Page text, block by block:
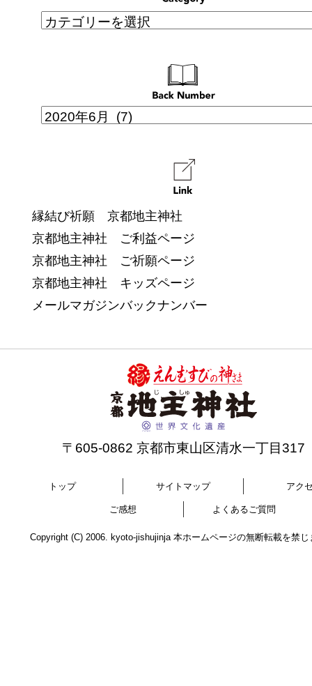
縁結び祈願 京都地主神社
京都地主神社 ご利益ページ
京都地主神社 ご祈願ページ
京都地主神社 キッズページ
メールマガジンバックナンバー
〒605-0862 京都市東山区清水一丁目317
トップ サイトマップ アク
ご感想 よくあるご質問
Copyright (C) 2006. kyoto-jishujinja 本ホームページの無断転載を禁じ